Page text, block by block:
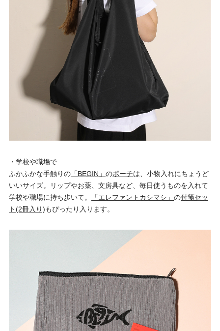
・学校や職場で
ふかふかな手触りの 「BEGIN」 のポーチは、小物入れにちょうど
いいサイズ。リップやお薬、文房具など、毎日使うものを入れて
学校や職場に持ち歩いて。
「エレファントカシマシ」 の付箋セッ
ト(2冊入り)もぴったり入ります。